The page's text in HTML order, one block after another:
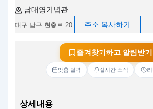
남대영기념관
대구 남구 현충로 20 주소 복사하기
즐겨찾기하고 알림받기
맞춤 달력 실시간 소식 리
상세내용